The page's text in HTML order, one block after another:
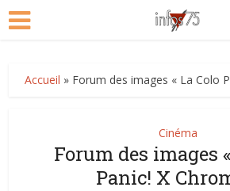
Accueil » Forum des images « La Colo
Cinéma
Forum des images
Panic! X